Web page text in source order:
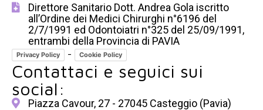
Direttore Sanitario Dott. Andrea Gola iscritto
all’Ordine dei Medici Chirurghi n°6196 del
2/7/1991 ed Odontoiatri n°325 del 25/09/1991,
entrambi della Provincia di PAVIA
Privacy Policy - Cookie Policy
Contattaci e seguici sui
social:
Piazza Cavour, 27 - 27045 Casteggio (Pavia)